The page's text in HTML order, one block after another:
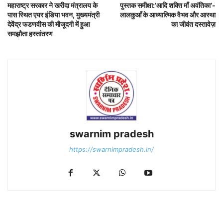
महाराष्ट्र सरकार ने खरीदा मंत्रालय के
पास स्थित एयर इंडिया भवन, मुख्यमंत्री
देवेंद्र फडणवीस की मौजूदगी में हुआ
समझौता हस्तांतरण
पुस्तक समीक्षा:’आदि शक्ति माँ अवंतिका’-
लालकुआँ के आध्यात्मिक वैभव और आस्था
का जीवंत दस्तावेज़
swarnim pradesh
https://swarnimpradesh.in/